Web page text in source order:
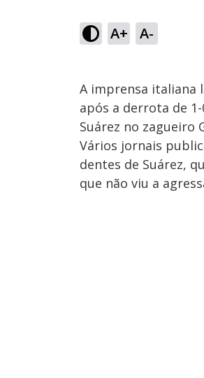
A+ A-
A imprensa italiana
após a derrota de
Suárez no zagueiro
Vários jornais
dentes de Suárez,
que não viu a